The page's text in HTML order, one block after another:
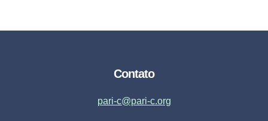
Contato
pari-c@pari-c.org